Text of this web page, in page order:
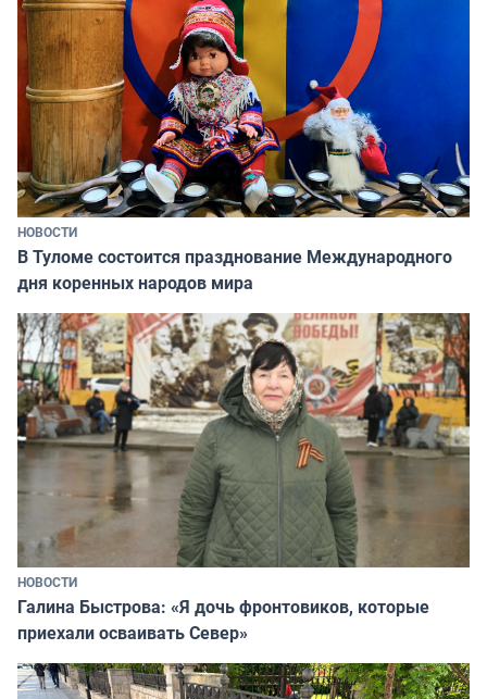
НОВОСТИ
В Туломе состоится празднование Международного
дня коренных народов мира
НОВОСТИ
Галина Быстрова: «Я дочь фронтовиков, которые
приехали осваивать Север»